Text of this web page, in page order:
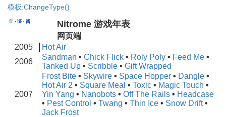
模板:ChangeType()
查 • 论 • 编 Nitrome 游戏年表
网页端
2005
Hot Air
2006
Sandman • Chick Flick • Roly Poly • Feed Me •
Tanked Up • Scribble • Gift Wrapped
2007
Frost Bite • Skywire • Space Hopper • Dangle •
Hot Air 2 • Square Meal • Toxic • Magic Touch •
Yin Yang • Nanobots • Off The Rails • Headcase
• Pest Control • Twang • Thin Ice • Snow Drift •
Jack Frost